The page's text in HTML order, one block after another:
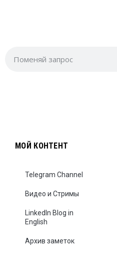
МОЙ КОНТЕНТ
Telegram Channel
Видео и Стримы
LinkedIn Blog in
English
Архив заметок